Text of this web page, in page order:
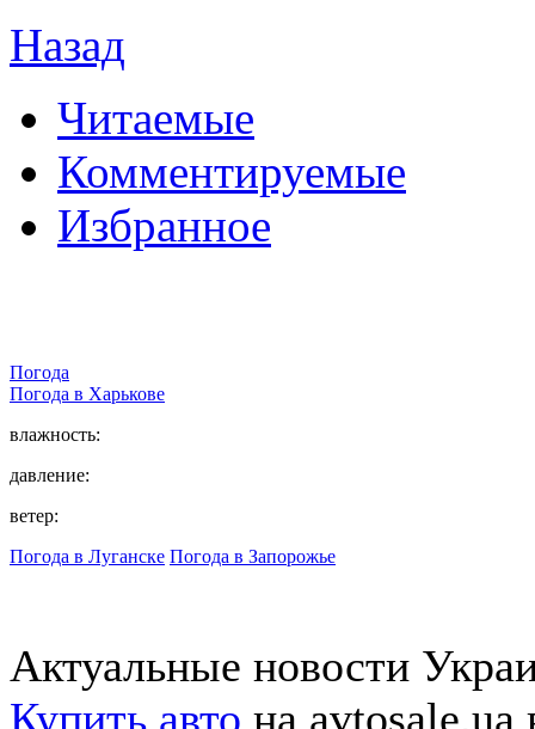
Назад
Читаемые
Комментируемые
Избранное
Погода
Погода в Харькове
влажность:
давление:
ветер:
Погода в Луганске Погода в Запорожье
Актуальные новости
Купить авто на avtosale.ua